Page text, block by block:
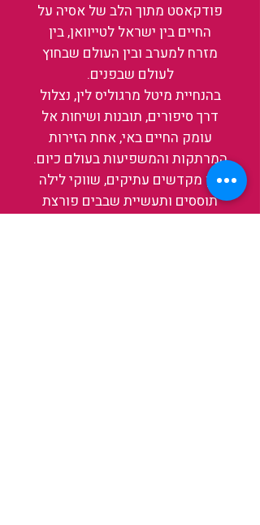
פודקאסט מתוך הלב של אסיה על
החיים בין ישראל לטייוואן, בין
מזרח למערב ובין העולם שבחוץ
לעולם שבפנים.
בהנחיית מיטל מרגוליס לין, נצלול
דרך סיפורים, תובנות ושיחות אל
עומק החיים באי, אחת הזירות
המרתקות והמשפיעות בעולם כיום.
בין מקדשים עתיקים, שווקי לילה
תוססים ותעשיית שבבים פורצת